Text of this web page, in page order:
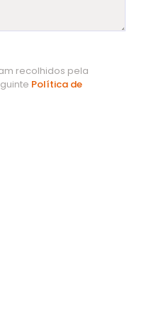
recolhidos pela
Política de